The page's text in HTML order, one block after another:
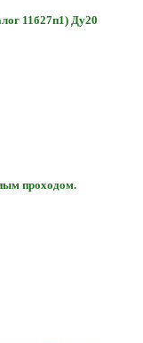
11б27п1) Ду20
проходом.